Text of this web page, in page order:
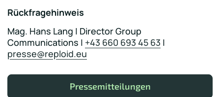
Rückfragehinweis
Mag. Hans Lang | Director Group
Communications | +43 660 693 45 63 |
presse@reploid.eu
Pressemitteilungen